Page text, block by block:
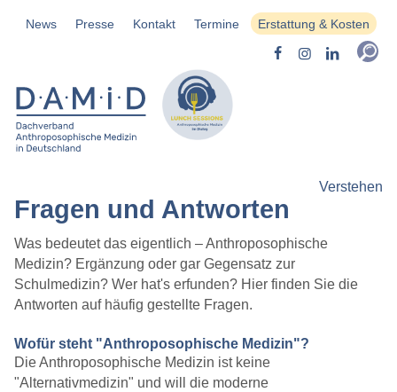
News Presse Kontakt Termine Erstattung & Kosten
Verstehen
Fragen und Antworten
Was bedeutet das eigentlich – Anthroposophische
Medizin? Ergänzung oder gar Gegensatz zur
Schulmedizin? Wer hat's erfunden? Hier finden Sie die
Antworten auf häufig gestellte Fragen.
Wofür steht "Anthroposophische Medizin"?
Die Anthroposophische Medizin ist keine
"Alternativmedizin" und will die moderne